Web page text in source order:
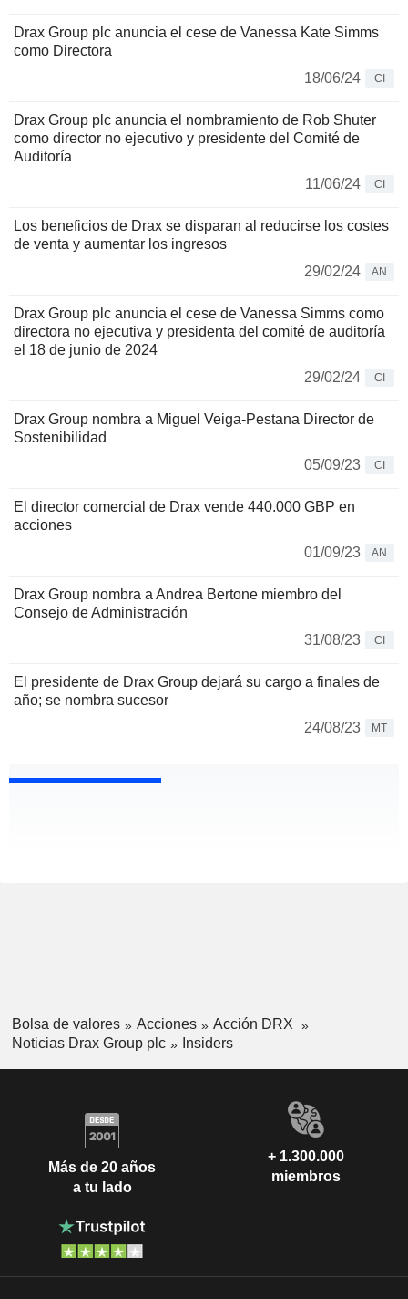
Drax Group plc anuncia el cese de Vanessa Kate Simms
como Directora
18/06/24
CI
Drax Group plc anuncia el nombramiento de Rob Shuter
como director no ejecutivo y presidente del Comité de
Auditoría
11/06/24
CI
Los beneficios de Drax se disparan al reducirse los costes
de venta y aumentar los ingresos
29/02/24
AN
Drax Group plc anuncia el cese de Vanessa Simms como
directora no ejecutiva y presidenta del comité de auditoría
el 18 de junio de 2024
29/02/24
CI
Drax Group nombra a Miguel Veiga-Pestana Director de
Sostenibilidad
05/09/23
CI
El director comercial de Drax vende 440.000 GBP en
acciones
01/09/23
AN
Drax Group nombra a Andrea Bertone miembro del
Consejo de Administración
31/08/23
CI
El presidente de Drax Group dejará su cargo a finales de
año; se nombra sucesor
24/08/23
MT
Bolsa de valores Acciones
Acción DRX
Noticias Drax Group plc
Insiders
Más de 20 años
a tu lado
+ 1.300.000
miembros